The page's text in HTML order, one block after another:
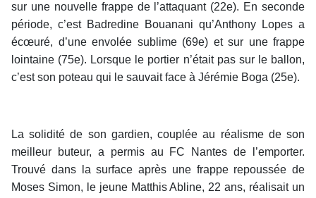
sur une nouvelle frappe de l’attaquant (22e). En seconde
période, c’est Badredine Bouanani qu’Anthony Lopes a
écœuré, d’une envolée sublime (69e) et sur une frappe
lointaine (75e). Lorsque le portier n’était pas sur le ballon,
c’est son poteau qui le sauvait face à Jérémie Boga (25e).
La solidité de son gardien, couplée au réalisme de son
meilleur buteur, a permis au FC Nantes de l’emporter.
Trouvé dans la surface après une frappe repoussée de
Moses Simon, le jeune Matthis Abline, 22 ans, réalisait un